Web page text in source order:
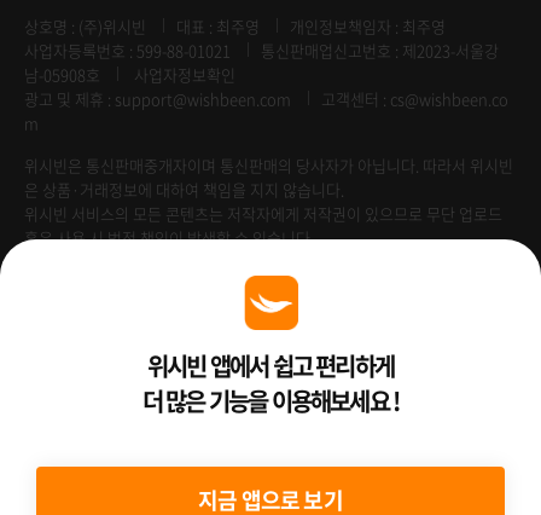
상호명 : (주)위시빈 대표 : 최주영
개인정보책임자 : 최주영
사업자등록번호 : 599-88-01021
통신판매업신고번호 : 제2023-서울강
남-05908호
사업자정보확인
광고 및 제휴 : support@wishbeen.com
고객센터 : cs@wishbeen.co
m
위시빈은 통신판매중개자이며 통신판매의 당사자가 아닙니다. 따라서 위시빈
은 상품·거래정보에 대하여 책임을 지지 않습니다.
위시빈 서비스의 모든 콘텐츠는 저작자에게 저작권이 있으므로 무단 업로드
혹은 사용 시 법적 책임이 발생할 수 있습니다.
Venture Enterprise위시빈 앱에서 쉽고 편리하게
더 많은 기능을 이용해보세요 !
지금 앱으로 보기